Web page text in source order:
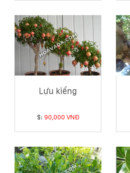
Lựu kiểng
$: 90,000 VNĐ